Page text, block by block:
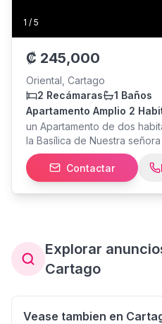
1 / 5
₡ 245,000
Oriental, Cartago
2 Recámaras
1 Baños
Apartamento Amplio 2
Listo Para Habitar
un Apartamento de dos
la Basílica de Nuestra
TEC, supermercados,
. Cuenta con dos
comedor cocina integrado ,
segura , privado. SIN
Contactar
Explorar
Cartago
Vease tambien en